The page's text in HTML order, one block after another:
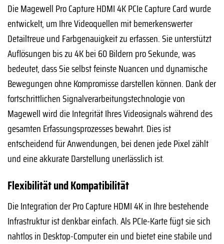
Die Magewell Pro Capture HDMI 4K PCIe Capture Card wurde
entwickelt, um Ihre Videoquellen mit bemerkenswerter
Detailtreue und Farbgenauigkeit zu erfassen. Sie unterstützt
Auflösungen bis zu 4K bei 60 Bildern pro Sekunde, was
bedeutet, dass Sie selbst feinste Nuancen und dynamische
Bewegungen ohne Kompromisse darstellen können. Dank der
fortschrittlichen Signalverarbeitungstechnologie von
Magewell wird die Integrität Ihres Videosignals während des
gesamten Erfassungsprozesses bewahrt. Dies ist
entscheidend für Anwendungen, bei denen jede Pixel zählt
und eine akkurate Darstellung unerlässlich ist.
Flexibilität und Kompatibilität
Die Integration der Pro Capture HDMI 4K in Ihre bestehende
Infrastruktur ist denkbar einfach. Als PCIe-Karte fügt sie sich
nahtlos in Desktop-Computer ein und bietet eine stabile und